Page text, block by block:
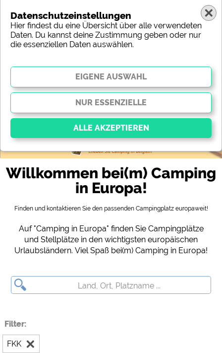
Willkommen bei(m) Camping
in Europa!
Finden und kontaktieren Sie den passenden Campingplatz europaweit!
Auf "Camping in Europa" finden Sie Campingplätze
und Stellplätze in den wichtigsten europäischen
Urlaubsländern. Viel Spaß bei(m) Camping in Europa!
Europa Region Typ Lage
Charakteristik Sterne
Sanitäre Ausstattung
Freizeitmöglichkeiten Karte
Filter:
FKK
Datenschutzeinstellungen
Hier findest du eine Übersicht über alle verwendeten
Daten. Du kannst deine Zustimmung geben oder nur
die essenziellen Daten auswählen.
Essenziell
Essenzielle Cookies ermöglichen grundlegende
Funktionen und sind für die einwandfreie Funktion
der Website dringend erforderlich. Ohne diese
funktionieren.
Social Media
Campingplatzvorschau (Vorschau der Internetseiten von
Facebook (Vorschau der Facebookseite von Campingplätzen)
YouTube (Videos von Campingplätzen)